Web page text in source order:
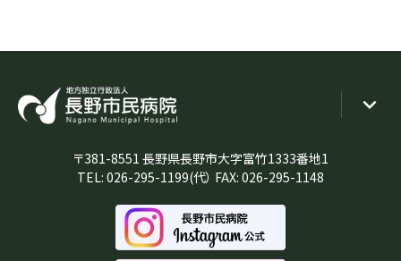
〒381-8551 長野県長野市大字富竹1333番地1
TEL: 026-295-1199(代） FAX: 026-295-1148